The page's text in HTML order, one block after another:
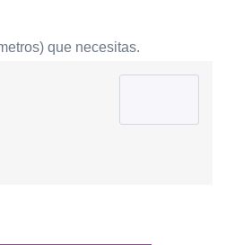
que necesitas.